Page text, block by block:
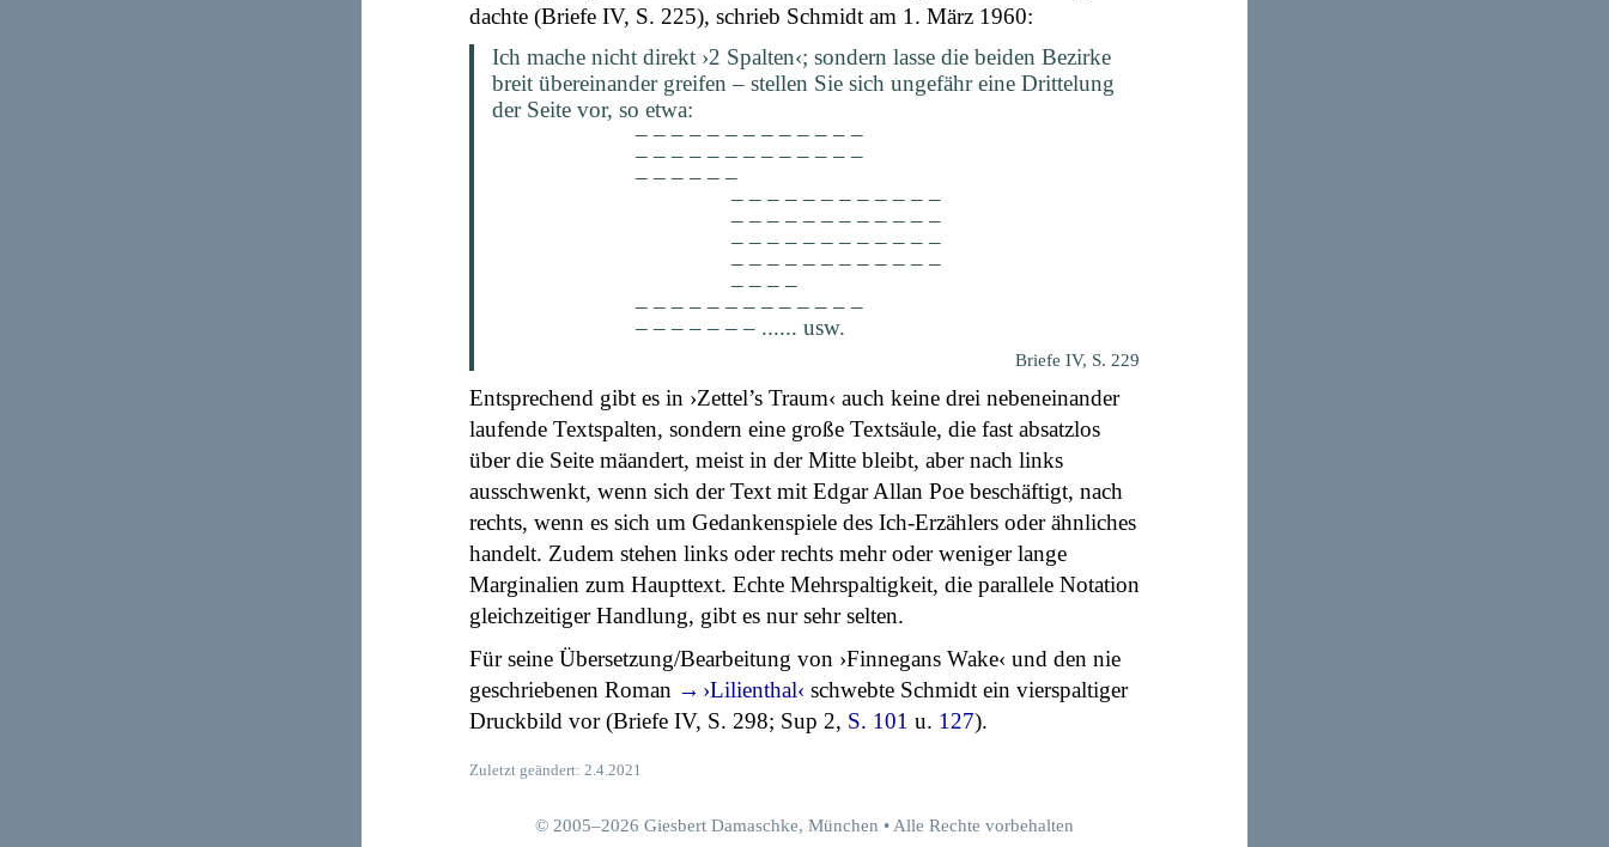
dachte (Briefe IV, S. 225), schrieb Schmidt am 1. März 1960:
Ich mache nicht direkt ›2 Spalten‹; sondern lasse die beiden Bezirke
breit übereinander greifen – stellen Sie sich ungefähr eine Drittelung
der Seite vor, so etwa:
– – – – – – – – – – – – –
– – – – – – – – – – – – –
– – – – – –
– – – – – – – – – – – –
– – – – – – – – – – – –
– – – – – – – – – – – –
– – – – – – – – – – – –
– – – –
– – – – – – – – – – – – –
– – – – – – – ...... usw.
Briefe IV, S. 229
Entsprechend gibt es in ›Zettel’s Traum‹ auch keine drei nebeneinander
laufende Textspalten, sondern eine große Textsäule, die fast absatzlos
über die Seite mäandert, meist in der Mitte bleibt, aber nach links
ausschwenkt, wenn sich der Text mit Edgar Allan Poe beschäftigt, nach
rechts, wenn es sich um Gedankenspiele des Ich-Erzählers oder ähnliches
handelt. Zudem stehen links oder rechts mehr oder weniger lange
Marginalien zum Haupttext. Echte Mehrspaltigkeit, die parallele Notation
gleichzeitiger Handlung, gibt es nur sehr selten.
Für seine Übersetzung/Bearbeitung von ›Finnegans Wake‹ und den nie
geschriebenen Roman
›Lilienthal‹ schwebte Schmidt ein vierspaltiger
Druckbild vor (Briefe IV, S. 298; Sup 2, S. 101 u. 127).
Zuletzt geändert: 2.4.2021
© 2005–2026 Giesbert Damaschke, München • Alle Rechte vorbehalten